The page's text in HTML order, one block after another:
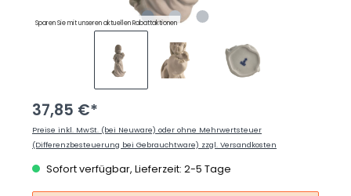
Sparen Sie mit unseren aktuellen Rabattaktionen
37,85 €*
Preise inkl. MwSt. (bei Neuware) oder ohne Mehrwertsteuer
(Differenzbesteuerung bei Gebrauchtware) zzgl. Versandkosten
Sofort verfügbar, Lieferzeit: 2-5 Tage